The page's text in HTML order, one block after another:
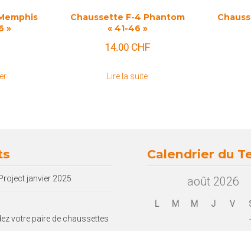
»
Chaussette F-4 Phantom
« 41-46 »
14.00 CHF
Lire la suite
janvier 2025
votre paire de chaussettes
Calendrier du
août 2026
L M M J V
1